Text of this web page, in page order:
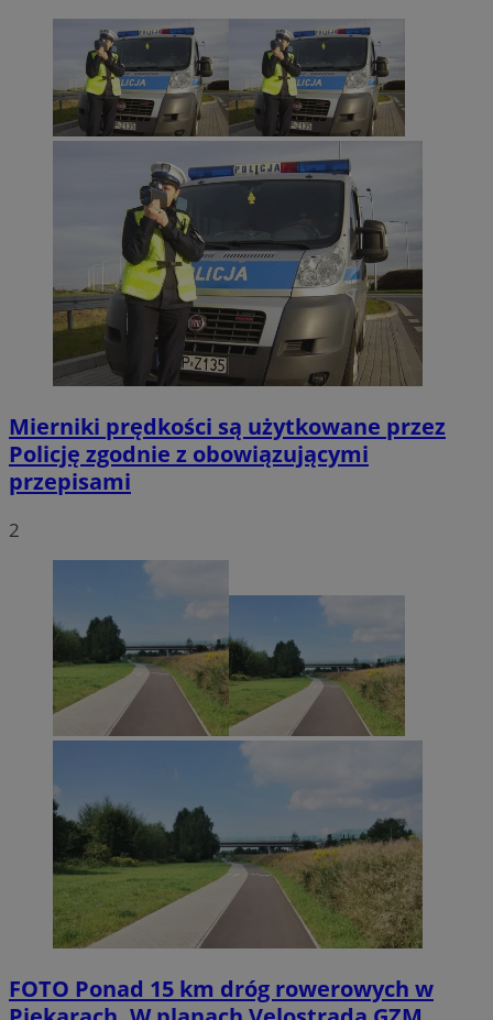
Mierniki prędkości są użytkowane przez
Policję zgodnie z obowiązującymi
przepisami
2
FOTO Ponad 15 km dróg rowerowych w